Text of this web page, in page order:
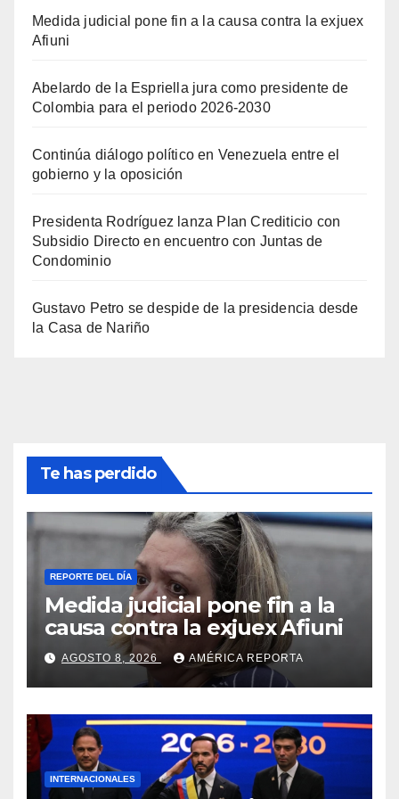
Medida judicial pone fin a la causa contra la exjuex
Afiuni
Abelardo de la Espriella jura como presidente de
Colombia para el periodo 2026-2030
Continúa diálogo político en Venezuela entre el
gobierno y la oposición
Presidenta Rodríguez lanza Plan Crediticio con
Subsidio Directo en encuentro con Juntas de
Condominio
Gustavo Petro se despide de la presidencia desde
la Casa de Nariño
Te has perdido
REPORTE DEL DÍA
Medida judicial pone fin a la
causa contra la exjuex Afiuni
AGOSTO 8, 2026 AMÉRICA REPORTA
INTERNACIONALES